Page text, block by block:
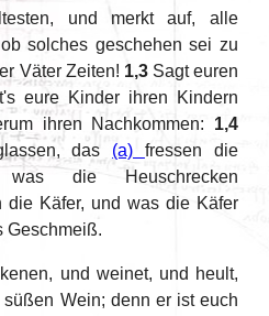
und merkt auf, alle
solches geschehen sei zu
Väter Zeiten! 1,3Sagt euren
eure Kinder ihren Kindern
ihren Nachkommen: 1,4
das (a) fressen die
was die Heuschrecken
die Käfer, und was die Käfer
Geschmeiß.
und weinet, und heult,
Wein; denn er ist euch